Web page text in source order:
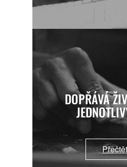
DOPŘÁVÁ